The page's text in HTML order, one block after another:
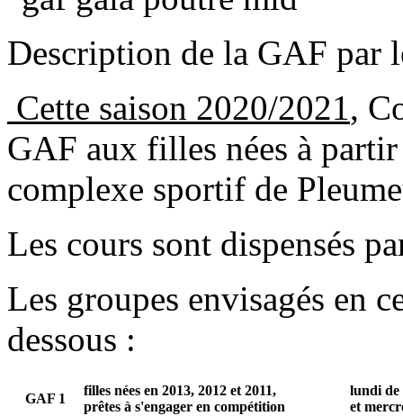
Description de la GAF par
Cette saison 2020/2021,
GAF aux filles nées à
complexe sportif de
Les cours sont dispensés
Les groupes envisagés en
dessous :
GAF 1
filles nées en 2013, 2012 et 2011,
prêtes à s'engager en compétition
lundi de
et